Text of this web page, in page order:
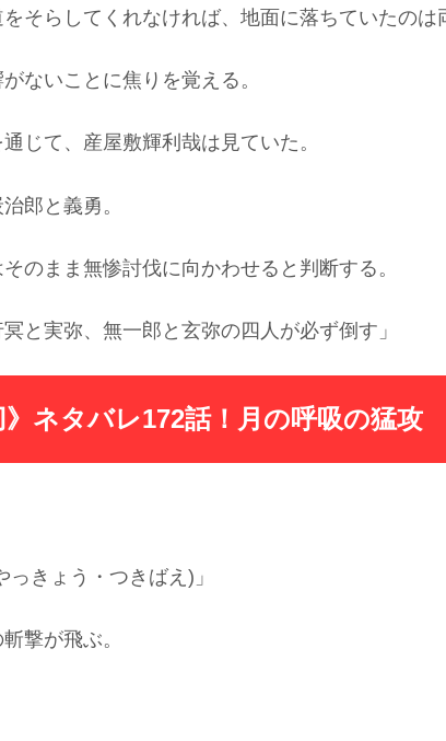
そらしてくれなければ、地面に落ちていたのは
ないことに焦りを覚える。
じて、産屋敷輝利哉は見ていた。
郎と義勇。
のまま無惨討伐に向かわせると判断する。
冥と実弥、無一郎と玄弥の四人が必ず倒す」
》ネタバレ172話！月の呼吸の猛攻
っきょう・つきばえ)」
撃が飛ぶ。